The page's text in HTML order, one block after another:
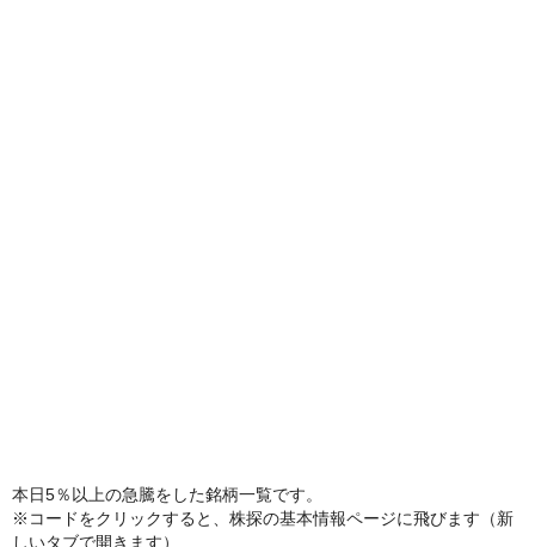
本日5％以上の急騰をした銘柄一覧です。
※コードをクリックすると、株探の基本情報ページに飛びます（新
しいタブで開きます）